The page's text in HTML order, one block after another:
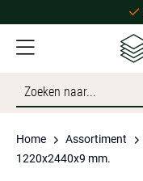
Home Assortiment
1220x2440x9 mm.